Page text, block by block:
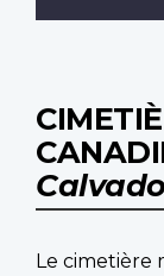
Le cimetière